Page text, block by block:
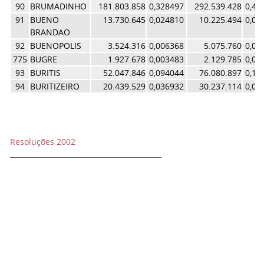
90 BRUMADINHO 181.803.858 0,328497 292.539.428
91
BUENO
BRANDAO
13.730.645 0,024810 10.225.494
92 BUENOPOLIS 3.524.316 0,006368 5.075.760
775 BUGRE 1.927.678 0,003483 2.129.785
93 BURITIS 52.047.846 0,094044 76.080.897
94 BURITIZEIRO 20.439.529 0,036932 30.237.114
Resoluções 2002